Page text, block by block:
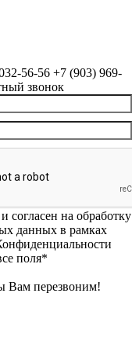
56-56 +7 (903) 969-
звонок
согласен на обработку
данных в рамках
поля*
Вам перезвоним!